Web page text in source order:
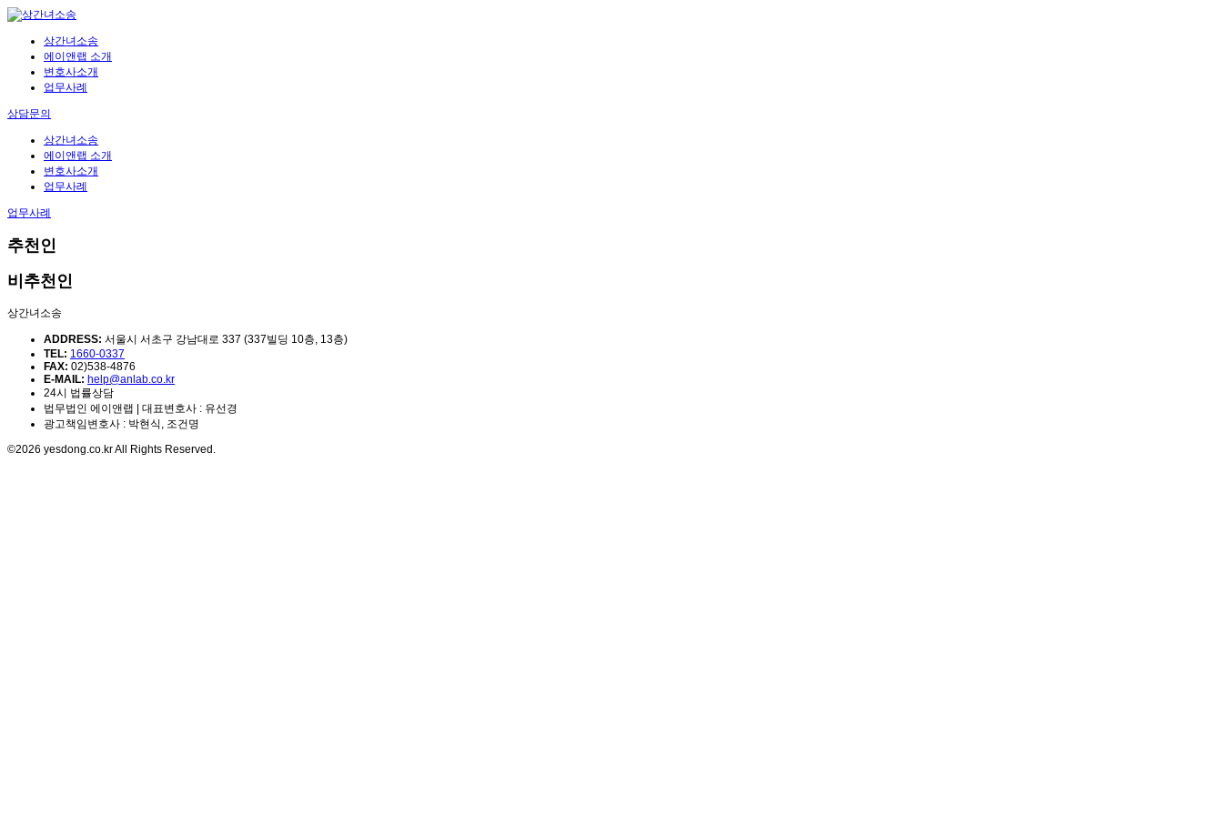
상간녀소송
에이앤랩 소개
변호사소개
업무사례
상담문의
상간녀소송
에이앤랩 소개
변호사소개
업무사례
업무사례
추천인
비추천인
상간녀소송
ADDRESS: 서울시 서초구 강남대로 337 (337빌딩 10층, 13층)
TEL: 1660-0337
FAX: 02)538-4876
E-MAIL: help@anlab.co.kr
24시 법률상담
법무법인 에이앤랩 | 대표변호사 : 유선경
광고책임변호사 : 박현식, 조건명
©2026 yesdong.co.kr All Rights Reserved.